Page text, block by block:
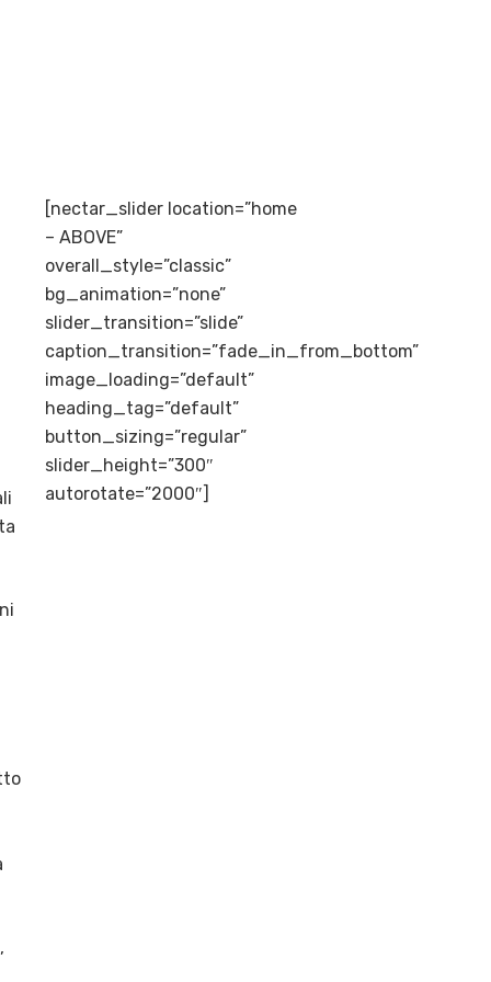
[nectar_slider location=”home
– ABOVE”
overall_style=”classic”
bg_animation=”none”
slider_transition=”slide”
caption_transition=”fade_in_from_bottom”
image_loading=”default”
heading_tag=”default”
button_sizing=”regular”
slider_height=”300″
autorotate=”2000″]